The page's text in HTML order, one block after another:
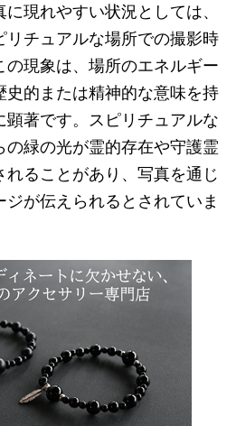
現れやすい状況としては、
リチュアルな場所での撮影時
の現象は、場所のエネルギー
史的または精神的な意味を持
著です。スピリチュアルな
緑の光が霊的存在や守護霊
ることがあり、写真を通じ
が伝えられるとされていま